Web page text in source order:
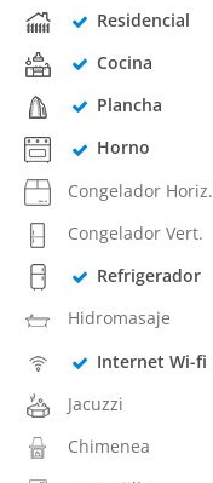
Residencial
Cocina
Plancha
Horno
Congelador Horiz.
Congelador Vert.
Refrigerador
Hidromasaje
Internet Wi-fi
Jacuzzi
Chimenea